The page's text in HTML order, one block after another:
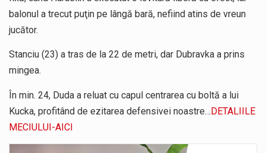
balonul a trecut puţin pe lângă bară, nefiind atins de vreun
jucător.
Stanciu (23) a tras de la 22 de metri, dar Dubravka a prins
mingea.
În min. 24, Duda a reluat cu capul centrarea cu boltă a lui
Kucka, profitând de ezitarea defensivei noastre…DETALIILE
MECIULUI-AICI